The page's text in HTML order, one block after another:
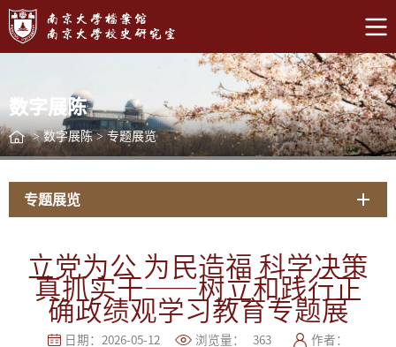
数字展陈
> 数字展陈 > 专题展览
专题展览
立党为公 为民造福 科学决策
真抓实干——树立和践行正
确政绩观学习教育专题展
日期：2026-05-12 浏览量： 363 作者：